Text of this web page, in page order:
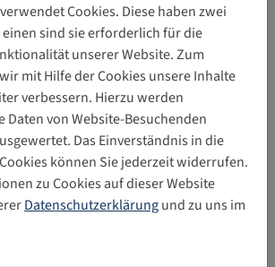
auch interessieren
Rechtsrahmen
Gewalt im Netz
gegen Kinder im digitalen Raum
verfolgt werden können. Ab dem 3.
Plattformen in der…
fordern
Cookies. Diese haben zwei
sind sie erforderlich für die
unserer Website. Zum
mit Hilfe der Cookies unsere Inhalte
verbessern. Hierzu werden
Daten von Website-Besuchenden
Das Einverständnis in die
können Sie jederzeit widerrufen.
zu Cookies auf dieser Website
Datenschutzerklärungund zu uns im